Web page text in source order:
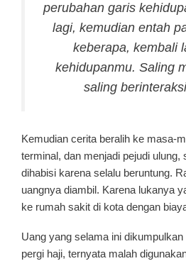
perubahan garis
lagi, kemudian entah
keberapa, kembali
kehidupanmu. Saling
saling
Kemudian cerita beralih ke masa-
terminal, dan menjadi pejudi ulung,
dihabisi karena selalu beruntung.
uangnya diambil. Karena lukanya
ke rumah sakit di kota dengan
Uang yang selama ini
pergi haji, ternyata malah